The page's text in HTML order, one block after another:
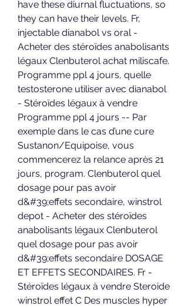
have these diurnal fluctuations, so
they can have their levels. Fr,
injectable dianabol vs oral -
Acheter des stéroïdes anabolisants
légaux Clenbuterol achat miliscafe.
Programme ppl 4 jours, quelle
testosterone utiliser avec dianabol
- Stéroïdes légaux à vendre
Programme ppl 4 jours -- Par
exemple dans le cas d’une cure
Sustanon/Equipoise, vous
commencerez la relance après 21
jours, program. Clenbuterol quel
dosage pour pas avoir
d&#39;effets secondaire, winstrol
depot - Acheter des stéroïdes
anabolisants légaux Clenbuterol
quel dosage pour pas avoir
d&#39;effets secondaire DOSAGE
ET EFFETS SECONDAIRES. Fr -
Stéroïdes légaux à vendre Steroide
winstrol effet C Des muscles hyper